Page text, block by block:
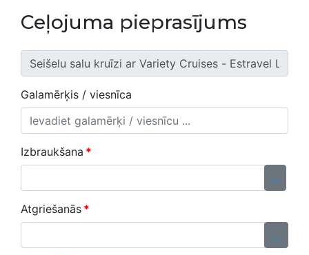
Ceļojuma pieprasījums
Galamērķis / viesnīca
Izbraukšana *
...
Atgriešanās *
...